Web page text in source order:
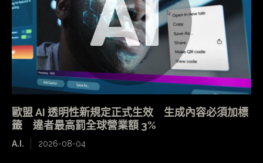
歐盟 AI 透明性新規定正式生效 生成內容必須加標
籤 違者最高罰全球營業額 3%
A.I. 2026-08-04